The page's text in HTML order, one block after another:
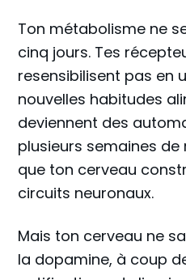
Ton métabolisme ne
cinq jours. Tes
resensibilisent pas en
nouvelles habitudes
deviennent des
plusieurs semaines
que ton cerveau
circuits neuronaux.
Mais ton cerveau ne
la dopamine, à coup